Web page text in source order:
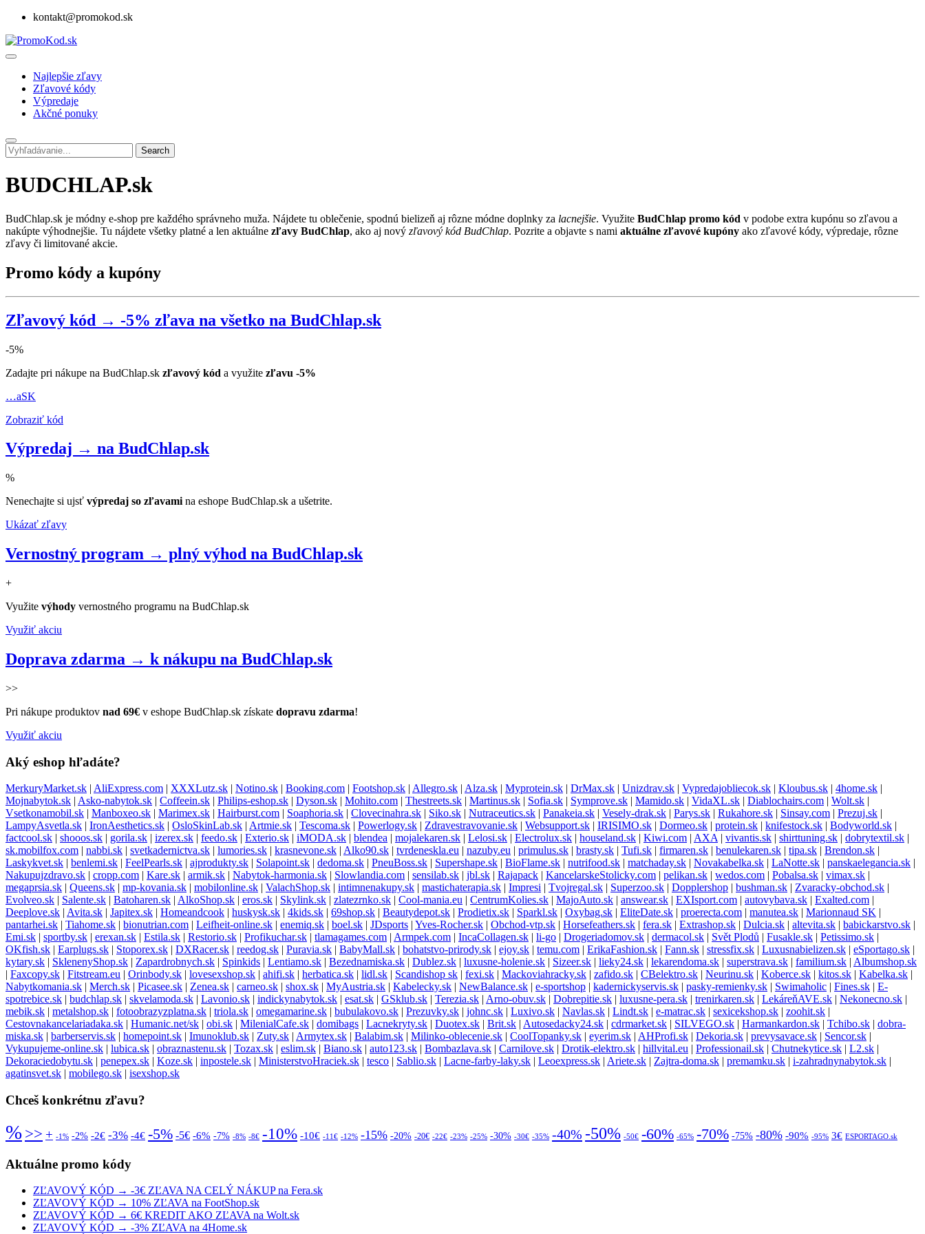
kontakt@promokod.sk
Najlepšie zľavy
Zľavové kódy
Výpredaje
Akčné ponuky
Search
BUDCHLAP.sk
BudChlap.sk je módny e-shop pre každého správneho muža. Nájdete tu oblečenie, spodnú bielizeň aj rôzne módne doplnky za lacnejšie. Využite BudChlap promo kód v podobe extra kupónu so zľavou a
nakúpte výhodnejšie. Tu nájdete všetky platné a len aktuálne zľavy BudChlap, ako aj nový zľavový kód BudChlap. Pozrite a objavte s nami aktuálne zľavové kupóny ako zľavové kódy, výpredaje, rôzne
zľavy či limitované akcie.
Promo kódy a kupóny
Zľavový kód → -5% zľava na všetko na BudChlap.sk
-5%
Zadajte pri nákupe na BudChlap.sk zľavový kód a využite zľavu -5%
…aSK
Zobraziť kód
Výpredaj → na BudChlap.sk
%
Nenechajte si ujsť výpredaj so zľavami na eshope BudChlap.sk a ušetrite.
Ukázať zľavy
Vernostný program → plný výhod na BudChlap.sk
+
Využite výhody vernostného programu na BudChlap.sk
Využiť akciu
Doprava zdarma → k nákupu na BudChlap.sk
>>
Pri nákupe produktov nad 69€ v eshope BudChlap.sk získate dopravu zdarma!
Využiť akciu
Aký eshop hľadáte?
MerkuryMarket.sk | AliExpress.com | XXXLutz.sk | Notino.sk | Booking.com | Footshop.sk | Allegro.sk | Alza.sk | Myprotein.sk | DrMax.sk | Unizdrav.sk | Vypredajobliecok.sk | Kloubus.sk | 4home.sk |
Mojnabytok.sk | Asko-nabytok.sk | Coffeein.sk | Philips-eshop.sk | Dyson.sk | Mohito.com | Thestreets.sk | Martinus.sk | Sofia.sk | Symprove.sk | Mamido.sk | VidaXL.sk | Diablochairs.com | Wolt.sk |
Vsetkonamobil.sk | Manboxeo.sk | Marimex.sk | Hairburst.com | Soaphoria.sk | Clovecinahra.sk | Siko.sk | Nutraceutics.sk | Panakeia.sk | Vesely-drak.sk | Parys.sk | Rukahore.sk | Sinsay.com | Prezuj.sk |
LampyAsvetla.sk | IronAesthetics.sk | OsloSkinLab.sk | Artmie.sk | Tescoma.sk | Powerlogy.sk | Zdravestravovanie.sk | Websupport.sk | IRISIMO.sk | Dormeo.sk | protein.sk | knifestock.sk | Bodyworld.sk |
factcool.sk | shooos.sk | gorila.sk | izerex.sk | feedo.sk | Exterio.sk | iMODA.sk | blendea | mojalekaren.sk | Lelosi.sk | Electrolux.sk | houseland.sk | Kiwi.com | AXA | vivantis.sk | shirttuning.sk | dobrytextil.sk |
sk.mobilfox.com | nabbi.sk | svetkadernictva.sk | lumories.sk | krasnevone.sk | Alko90.sk | tvrdeneskla.eu | nazuby.eu | primulus.sk | brasty.sk | Tufi.sk | firmaren.sk | benulekaren.sk | tipa.sk | Brendon.sk |
Laskykvet.sk | benlemi.sk | FeelPearls.sk | ajprodukty.sk | Solapoint.sk | dedoma.sk | PneuBoss.sk | Supershape.sk | BioFlame.sk | nutrifood.sk | matchaday.sk | Novakabelka.sk | LaNotte.sk | panskaelegancia.sk |
Nakupujzdravo.sk | cropp.com | Kare.sk | armik.sk | Nabytok-harmonia.sk | Slowlandia.com | sensilab.sk | jbl.sk | Rajapack | KancelarskeStolicky.com | pelikan.sk | wedos.com | Pobalsa.sk | vimax.sk |
megaprsia.sk | Queens.sk | mp-kovania.sk | mobilonline.sk | ValachShop.sk | intimnenakupy.sk | mastichaterapia.sk | Impresi | Tvojregal.sk | Superzoo.sk | Dopplershop | bushman.sk | Zvaracky-obchod.sk |
Evolveo.sk | Salente.sk | Batoharen.sk | AlkoShop.sk | eros.sk | Skylink.sk | zlatezrnko.sk | Cool-mania.eu | CentrumKolies.sk | MajoAuto.sk | answear.sk | EXIsport.com | autovybava.sk | Exalted.com |
Deeplove.sk | Avita.sk | Japitex.sk | Homeandcook | huskysk.sk | 4kids.sk | 69shop.sk | Beautydepot.sk | Prodietix.sk | Sparkl.sk | Oxybag.sk | EliteDate.sk | proerecta.com | manutea.sk | Marionnaud SK |
pantarhei.sk | Tiahome.sk | bionutrian.com | Leifheit-online.sk | enemiq.sk | boel.sk | JDsports | Yves-Rocher.sk | Obchod-vtp.sk | Horsefeathers.sk | fera.sk | Extrashop.sk | Dulcia.sk | altevita.sk | babickarstvo.sk |
Emi.sk | sportby.sk | erexan.sk | Estila.sk | Restorio.sk | Profikuchar.sk | tlamagames.com | Armpek.com | IncaCollagen.sk | li-go | Drogeriadomov.sk | dermacol.sk | Svět Plodů | Fusakle.sk | Petissimo.sk |
OKfish.sk | Earplugs.sk | Stoporex.sk | DXRacer.sk | reedog.sk | Puravia.sk | BabyMall.sk | bohatstvo-prirody.sk | ejoy.sk | temu.com | ErikaFashion.sk | Fann.sk | stressfix.sk | Luxusnabielizen.sk | eSportago.sk |
kytary.sk | SklenenyShop.sk | Zapardrobnych.sk | Spinkids | Lentiamo.sk | Bezednamiska.sk | Dublez.sk | luxusne-holenie.sk | Sizeer.sk | lieky24.sk | lekarendoma.sk | superstrava.sk | familium.sk | Albumshop.sk
| Faxcopy.sk | Fitstream.eu | Orinbody.sk | lovesexshop.sk | ahifi.sk | herbatica.sk | lidl.sk | Scandishop sk | fexi.sk | Mackoviahracky.sk | zafido.sk | CBelektro.sk | Neurinu.sk | Koberce.sk | kitos.sk | Kabelka.sk |
Nabytkomania.sk | Merch.sk | Picasee.sk | Zenea.sk | carneo.sk | shox.sk | MyAustria.sk | Kabelecky.sk | NewBalance.sk | e-sportshop | kadernickyservis.sk | pasky-remienky.sk | Swimaholic | Fines.sk | E-
spotrebice.sk | budchlap.sk | skvelamoda.sk | Lavonio.sk | indickynabytok.sk | esat.sk | GSklub.sk | Terezia.sk | Arno-obuv.sk | Dobrepitie.sk | luxusne-pera.sk | trenirkaren.sk | LekáreňAVE.sk | Nekonecno.sk |
mebik.sk | metalshop.sk | fotoobrazyzplatna.sk | triola.sk | omegamarine.sk | bubulakovo.sk | Prezuvky.sk | johnc.sk | Luxivo.sk | Navlas.sk | Lindt.sk | e-matrac.sk | sexicekshop.sk | zoohit.sk |
Cestovnakancelariadaka.sk | Humanic.net/sk | obi.sk | MilenialCafe.sk | domibags | Lacnekryty.sk | Duotex.sk | Brit.sk | Autosedacky24.sk | cdrmarket.sk | SILVEGO.sk | Harmankardon.sk | Tchibo.sk | dobra-
miska.sk | barberservis.sk | homepoint.sk | Imunoklub.sk | Zuty.sk | Armytex.sk | Balabim.sk | Milinko-oblecenie.sk | CoolTopanky.sk | eyerim.sk | AHProfi.sk | Dekoria.sk | prevysavace.sk | Sencor.sk |
Vykupujeme-online.sk | lubica.sk | obraznastenu.sk | Tozax.sk | eslim.sk | Biano.sk | auto123.sk | Bombazlava.sk | Carnilove.sk | Drotik-elektro.sk | hillvital.eu | Professionail.sk | Chutnekytice.sk | L2.sk |
Dekoraciedobytu.sk | penepex.sk | Koze.sk | inpostele.sk | MinisterstvoHraciek.sk | tesco | Sablio.sk | Lacne-farby-laky.sk | Leoexpress.sk | Ariete.sk | Zajtra-doma.sk | premamku.sk | i-zahradnynabytok.sk |
agatinsvet.sk | mobilego.sk | isexshop.sk
Chceš konkrétnu zľavu?
%>> + -1% -2% -2€ -3% -4€ -5% -5€ -6% -7% -8% -8€ -10% -10€ -11€ -12% -15% -20% -20€ -22€ -23% -25% -30% -30€ -35% -40% -50% -50€ -60% -65% -70% -75% -80% -90% -95% 3€ ESPORTAGO.sk
Aktuálne promo kódy
ZĽAVOVÝ KÓD → -3€ ZĽAVA NA CELÝ NÁKUP na Fera.sk
ZĽAVOVÝ KÓD → 10% ZĽAVA na FootShop.sk
ZĽAVOVÝ KÓD → 6€ KREDIT AKO ZĽAVA na Wolt.sk
ZĽAVOVÝ KÓD → -3% ZĽAVA na 4Home.sk